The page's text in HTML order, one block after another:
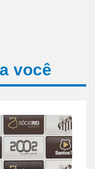
você